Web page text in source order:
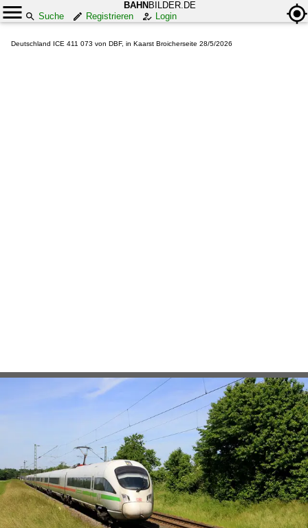
BAHN BILDER.DE
Suche
Registrieren Login
Deutschland ICE 411 073 von DBF, in Kaarst Broicherseite 28/5/2026